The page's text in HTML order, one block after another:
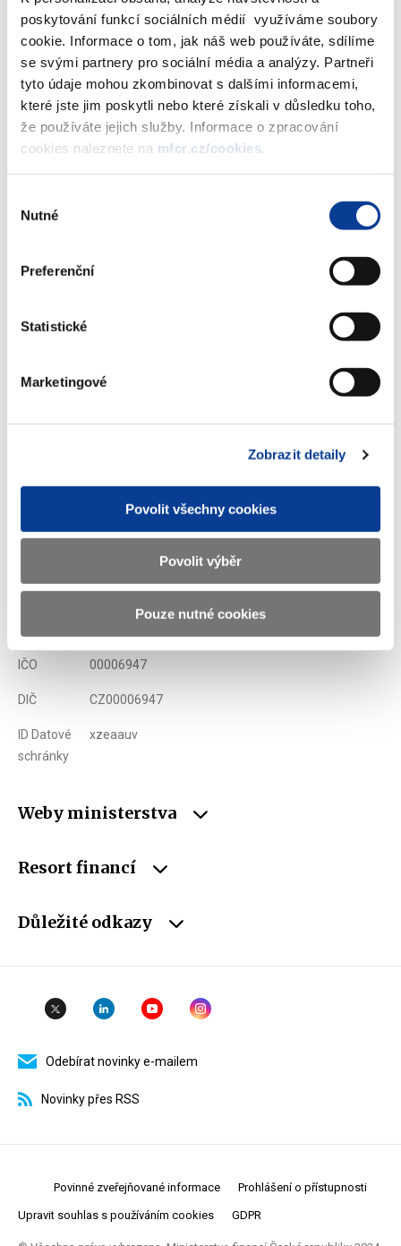
poskytování funkcí sociálních médií využíváme soubory
cookie. Informace o tom, jak náš web používáte, sdílíme
se svými partnery pro sociální média a analýzy. Partneři
tyto údaje mohou zkombinovat s dalšími informacemi,
které jste jim poskytli nebo které získali v důsledku toho,
že používáte jejich služby. Informace o zpracování
cookies naleznete na mfcr.cz/cookies.
souhlasu
Nutné
Preferenční
Statistické
Marketingové
Zobrazit detaily
Povolit všechny cookies
Povolit výběr
Pouze nutné cookies
Dokumenty ke stažení
Zobrazeno132 × Doporučeno320 ×
Ministerstvo financí ČR
Letenská 15, 118 10 Praha
Telefon +420 257 041 111
IČO 00006947
DIČ CZ00006947
ID Datové
schránky
xzeaauv
Weby ministerstva
Resort financí
Důležité odkazy
Odebírat novinky e-mailem
Novinky přes RSS
Povinné zveřejňované informace Prohlášení o přístupnosti
Upravit souhlas s používáním cookies GDPR